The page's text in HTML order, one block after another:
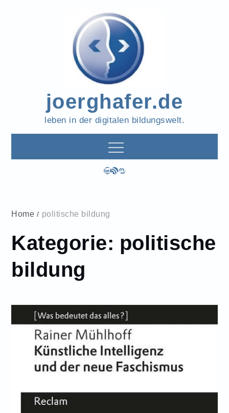
joerghafer.de
leben in der digitalen bildungswelt.
LinkedIn
RSS-FeedMastodon
Home politische bildung
Kategorie: politische
bildung